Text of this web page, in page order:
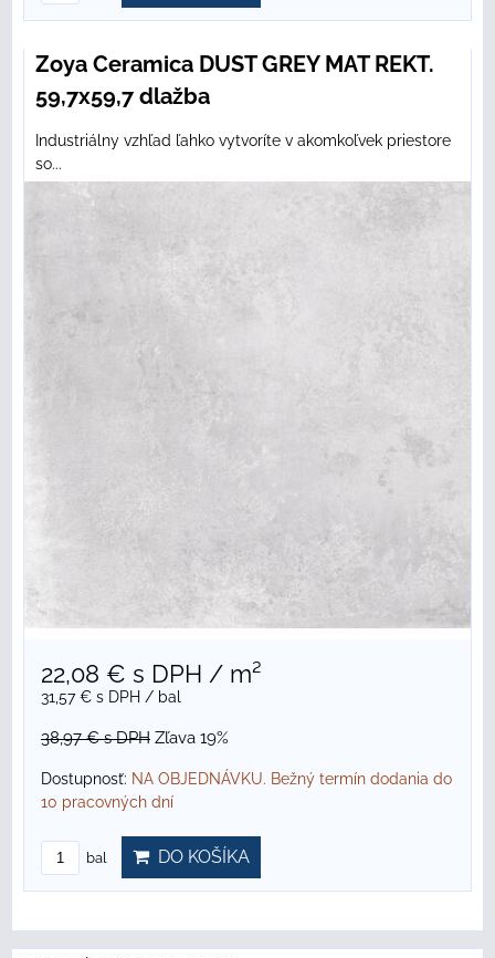
Zoya Ceramica DUST GREY MAT REKT.
59,7x59,7 dlažba
Industriálny vzhľad ľahko vytvoríte v akomkoľvek priestore
so...
22,08 € s DPH / m²
31,57 € s DPH / bal
38,97 €s DPH Zľava 19%
Dostupnosť: NA OBJEDNÁVKU. Bežný termín dodania do
10 pracovných dní
bal DO KOŠÍKA